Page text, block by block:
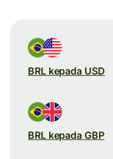
BRL kepada USD
BRL kepada GBP